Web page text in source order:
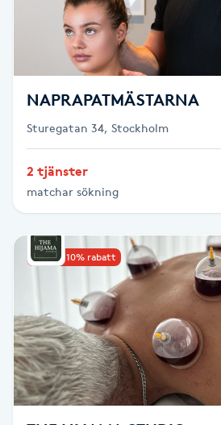
Nagelförlängning
Nagelförlängning akryl
Nagelförlängning gelé
Nagelförlängning silke
Nagelförstärkning
Nagelsvamp
Nageltrång
NAPRAPATMÄSTARNA
Sturegatan 34, Stockholm
2 tjänster
matchar sökning
Upp till 10% rabatt